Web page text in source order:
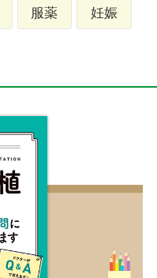
服薬 妊娠